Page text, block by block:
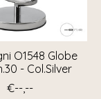
O1548 Globe
- Col.Silver
€--,--